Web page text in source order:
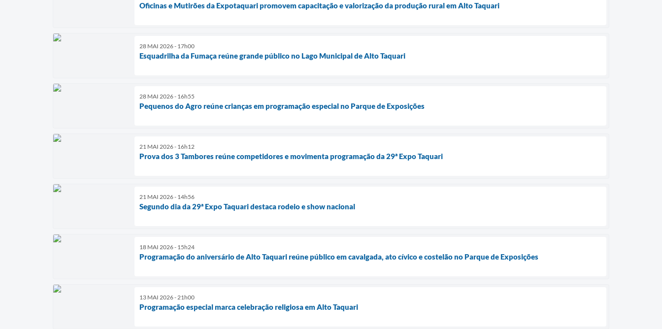
Oficinas e Mutirões da Expotaquari promovem capacitação e valorização da produção rural em Alto Taquari
28 MAI 2026 - 17h00
Esquadrilha da Fumaça reúne grande público no Lago Municipal de Alto Taquari
28 MAI 2026 - 16h55
Pequenos do Agro reúne crianças em programação especial no Parque de Exposições
21 MAI 2026 - 16h12
Prova dos 3 Tambores reúne competidores e movimenta programação da 29ª Expo Taquari
21 MAI 2026 - 14h56
Segundo dia da 29ª Expo Taquari destaca rodeio e show nacional
18 MAI 2026 - 15h24
Programação do aniversário de Alto Taquari reúne público em cavalgada, ato cívico e costelão no Parque de Exposições
13 MAI 2026 - 21h00
Programação especial marca celebração religiosa em Alto Taquari